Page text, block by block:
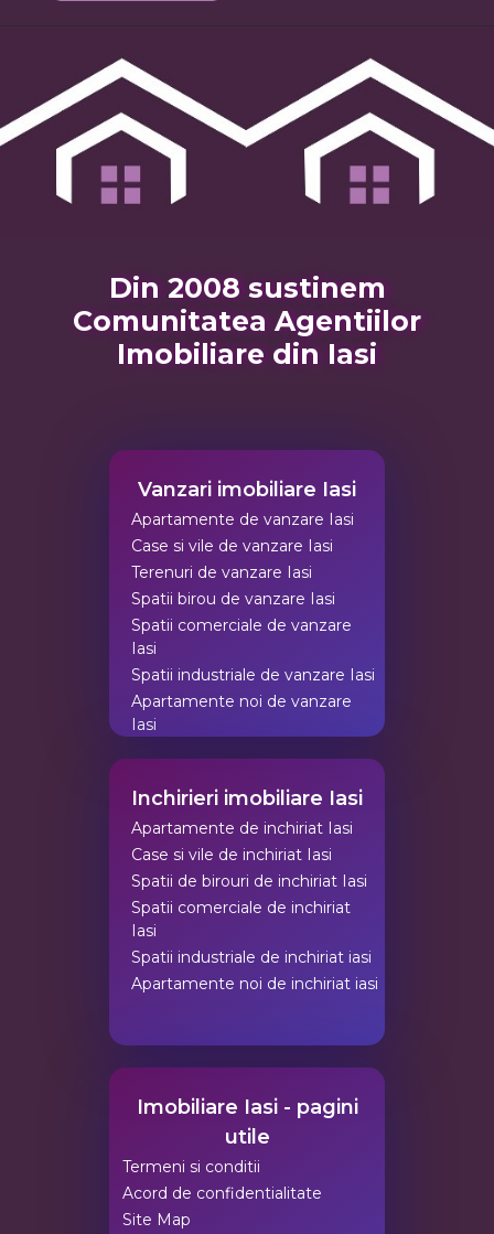
Din 2008 sustinem
Comunitatea Agentiilor
Imobiliare din Iasi
Vanzari imobiliare Iasi
Apartamente de vanzare Iasi
Case si vile de vanzare Iasi
Terenuri de vanzare Iasi
Spatii birou de vanzare Iasi
Spatii comerciale de vanzare
Iasi
Spatii industriale de vanzare Iasi
Apartamente noi de vanzare
Iasi
Inchirieri imobiliare Iasi
Apartamente de inchiriat Iasi
Case si vile de inchiriat Iasi
Spatii de birouri de inchiriat Iasi
Spatii comerciale de inchiriat
Iasi
Spatii industriale de inchiriat iasi
Apartamente noi de inchiriat iasi
Imobiliare Iasi - pagini
utile
Termeni si conditii
Acord de confidentialitate
Site Map